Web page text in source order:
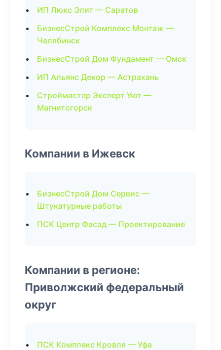
ИП Люкс Элит — Саратов
БизнесСтрой Комплекс Монтаж —
Челябинск
БизнесСтрой Дом Фундамент — Омск
ИП Альянс Декор — Астрахань
Строймастер Эксперт Уют —
Магнитогорск
Компании в Ижевск
БизнесСтрой Дом Сервис —
Штукатурные работы
ПСК Центр Фасад — Проектирование
Компании в регионе:
Приволжский федеральный
округ
ПСК Комплекс Кровля — Уфа